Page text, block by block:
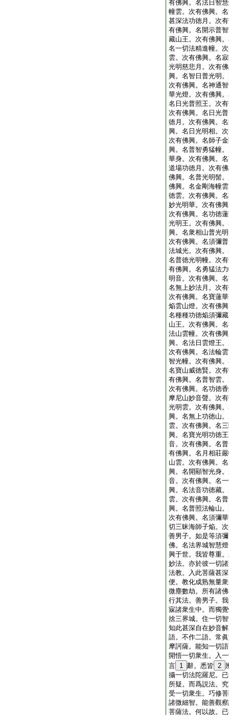
有佛興。名法日智
幢雲。次有佛興。
甚深法功徳月。次
有佛興。名開示普
藏山王。次有佛興
名一切法精進幢。
雲。次有佛興。名
光明慈悲月。次有
興。名智日普光明
次有佛興。名神通
華光燈。次有佛興
名日光普照王。次
次有佛興。名日光
徳月。次有佛興。
興。名日光明相。
次有佛興。名師子
興。名普智勇猛幢
華身。次有佛興。
道場功徳月。次有
佛興。名普光明髻
佛興。名金剛海幢
徳雲。次有佛興。
妙光明華。次有佛
次有佛興。名功徳
光明王。次有佛興
興。名衆相山普光
次有佛興。名須彌
法城光。次有佛興
名普徳光明幢。次
有佛興。名勇猛法
明音。次有佛興。
名無上妙法月。次
次有佛興。名寶蓮
焔雲山燈。次有佛
名種種功徳焔須彌
山王。次有佛興。
法山雲幢。次有佛
興。名法日雲燈王
次有佛興。名法輪
智光幢。次有佛興
名寶山威徳賢。次
有佛興。名普智雲
次有佛興。名功徳
摩尼山妙音聲。次
光明雲。次有佛興
興。名無上功徳山
雲。次有佛興。名
興。名寶光明功徳
音。次有佛興。名
有佛興。名月相莊
山雲。次有佛興。
興。名開顯智光身
音。次有佛興。名
興。名法音功徳藏
雲。次有佛興。名
興。名普照法輪山
次有佛興。名須彌
切三昧海師子焔。
善男子。如是等須
佛。名法界城智慧
興于世。我皆尊重
妙法。亦於彼一切
法教。入此菩薩甚
便。教化成熟無量
微塵數劫。所有諸
行其法。善男子。
寐諸衆生中。而獨
捨三界城。住一切
知此甚深自在妙音
語。不作二語。常
摩訶薩。能知一切
開悟一切衆生。入
言 1 辭。悉皆 2
攝一切法陀羅尼。
所疑。而爲説法。
受一切衆生。巧修
諸微細智。能善觀
菩薩法。何以故。